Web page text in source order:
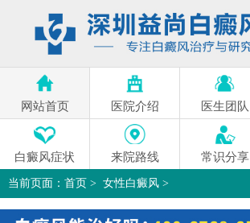
网站首页 医院介绍 医生团队
白癜风症状 来院路线 常识分享
当前页面： 首页 > 女性白癜风 >
深圳看白癜风去哪：儿童白癜风早期症状图?>